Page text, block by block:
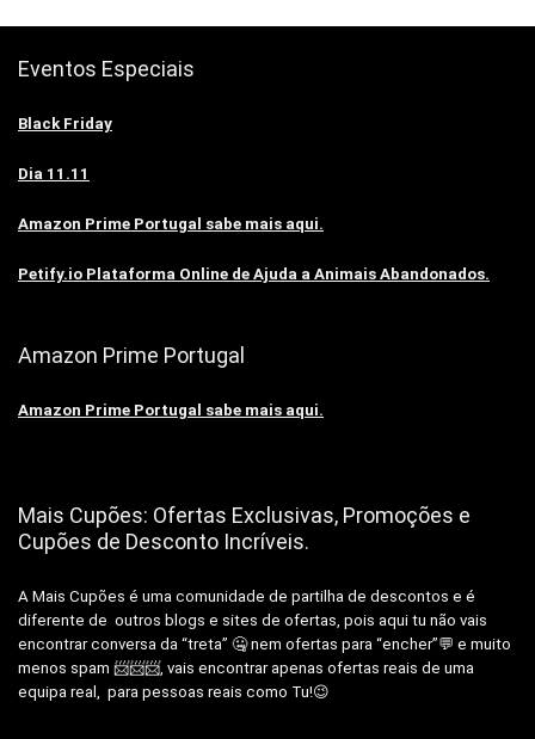
Eventos Especiais
Black Friday
Dia 11.11
Amazon Prime Portugal sabe mais aqui.
Petify.io Plataforma Online de Ajuda a Animais Abandonados.
Amazon Prime Portugal
Amazon Prime Portugal sabe mais aqui.
Mais Cupões: Ofertas Exclusivas, Promoções e
Cupões de Desconto Incríveis.
A Mais Cupões é uma comunidade de partilha de descontos e é
diferente de outros blogs e sites de ofertas, pois aqui tu não vais
encontrar conversa da “treta” 🤐 nem ofertas para “encher”💬 e muito
menos spam 📨📨📨, vais encontrar apenas ofertas reais de uma
equipa real, para pessoas reais como Tu!😉